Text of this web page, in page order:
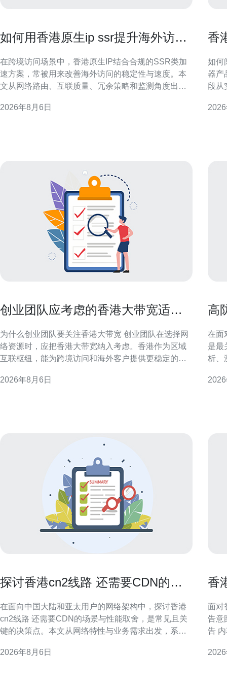
如何用香港原生ip ssr提升海外访问
在跨境访问场景中，香港原生IP结合合规的SSR类加
速方案，常被用来改善海外访问的稳定性与速度。本
文从网络路由、互联质量、冗余策略和监测角度出
在合法合规前提下优化访问体验。 为什么选择香港原
2026年8月6日
香
如何阅
器产
段从
明栏
创业团队应考虑的香港大带宽适合
为什么创业团队要关注香港大带宽 创业团队在选择网
络资源时，应把香港大带宽纳入考虑。香港作为区域
互联枢纽，能为跨境访问和海外客户提供更稳定的连
带宽的核心优势 国际互联与低延迟 香港连接多条海底
2026年8月6日
高
在面
是最
析、
务器的日志
探讨香港cn2线路 还需要CDN的场
在面向中国大陆和亚太用户的网络架构中，探讨香港
cn2线路 还需要CDN的场景与性能取舍，是常见且关
键的决策点。本文从网络特性与业务需求出发，系统
迟、并发和可用性。 什么是香港CN2线路 香港CN2线
2026年8月6日
香
面对
告意
告
准备投